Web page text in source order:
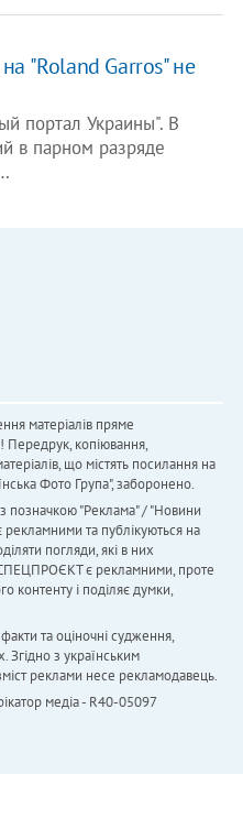
"Roland Garros" не
портал Украины". В
в парном разряде
матеріалів пряме
Передрук, копіювання,
що містять посилання на
Фото Група", заборонено.
з позначкою "Реклама" / "Новини
та публікуються на
погляди, які в них
є рекламними, проте
контенту і поділяє думки,
та оціночні судження,
з українським
реклами несе рекламодавець.
медіа - R40-05097